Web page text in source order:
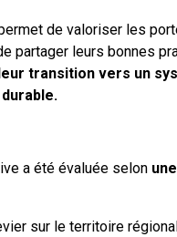
de valoriser les
partager leurs bonnes
transition vers un
a été évaluée selon
sur le territoire